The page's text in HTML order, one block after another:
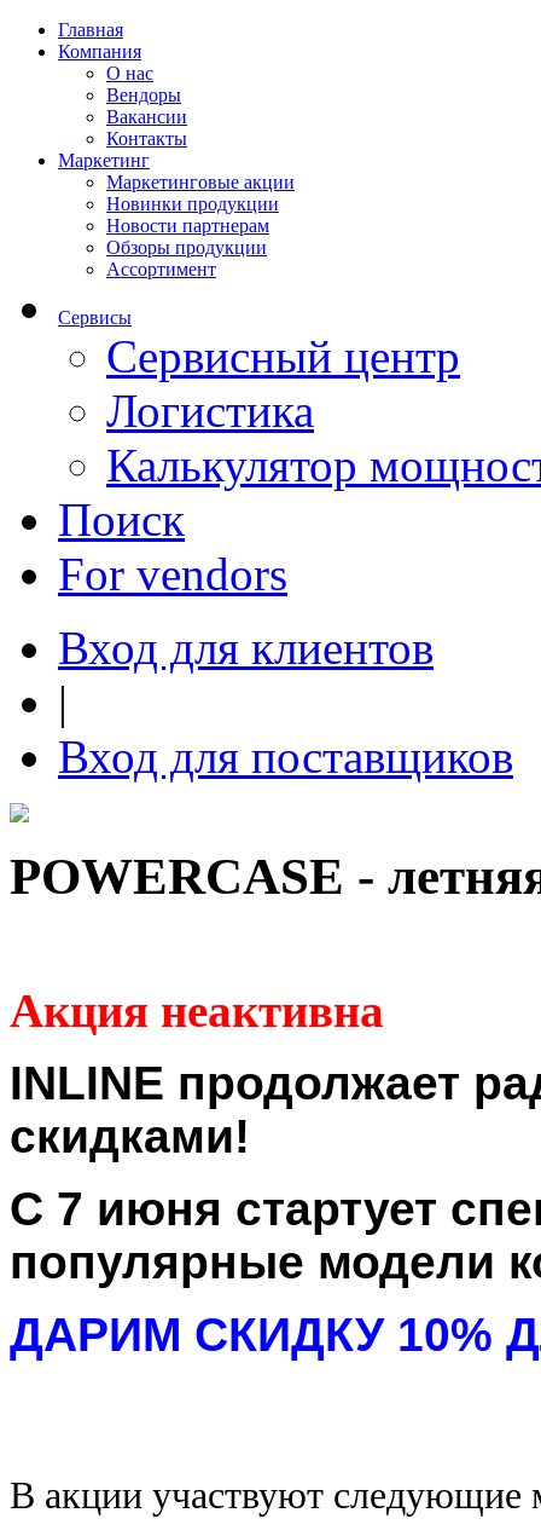
Главная
Компания
О нас
Вендоры
Вакансии
Контакты
Маркетинг
Маркетинговые акции
Новинки продукции
Новости партнерам
Обзоры продукции
Ассортимент
Сервисы
Сервисный центр
Логистика
Калькулятор
Поиск
For vendors
Вход для клиентов
|
Вход для поставщиков
POWERCASE -
Акция неактивна
INLINE продолжает
скидками!
С 7 июня стартует
популярные модели
ДАРИМ СКИДКУ 10%
В акции участвуют следующие